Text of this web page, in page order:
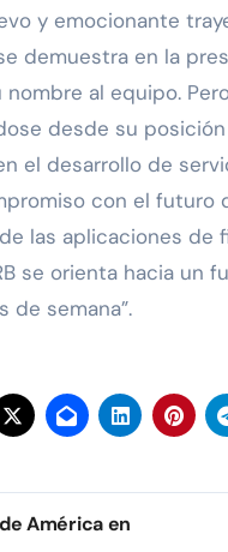
y emocionante
demuestra en la
al equipo.
desde su
el desarrollo de
con el futuro
las aplicaciones de
se orienta hacia un
de semana”.
América en